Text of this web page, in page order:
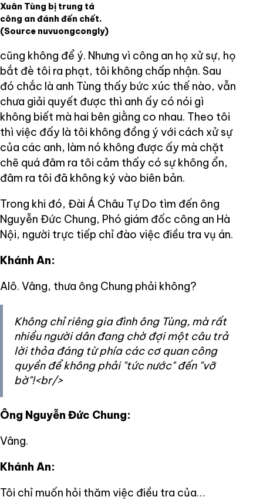
Xuân Tùng bị trung tá
công an đánh đến chết.
(Source nuvuongcongly)
cũng không để ý. Nhưng vì công an họ xử sự, họ
bắt đè tôi ra phạt, tôi không chấp nhận. Sau
đó chắc là anh Tùng thấy bức xúc thế nào, vẫn
chưa giải quyết được thì anh ấy có nói gì
không biết mà hai bên giằng co nhau. Theo tôi
thì việc đấy là tôi không đồng ý với cách xử sự
của các anh, làm nó không được ấy mà chặt
chẽ quá đâm ra tôi cảm thấy có sự không ổn,
đâm ra tôi đã không ký vào biên bản.
Trong khi đó, Đài Á Châu Tự Do tìm đến ông
Nguyễn Đức Chung, Phó giám đốc công an Hà
Nội, người trực tiếp chỉ đào việc điều tra vụ án.
Khánh An:
Alô. Vâng, thưa ông Chung phải không?
Không chỉ riêng gia đình ông Tùng, mà rất
nhiều người dân đang chờ đợi một câu trả
lời thỏa đáng từ phía các cơ quan công
quyền để không phải "tức nước" đến "vỡ
bờ"!<br/>
Ông Nguyễn Đức Chung:
Vâng.
Khánh An:
Tôi chỉ muốn hỏi thăm việc điều tra của…